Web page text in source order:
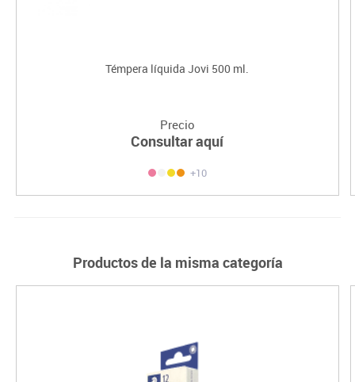
Témpera líquida Jovi 500 ml.
Precio
Consultar aquí
+10
Productos de la misma categoría